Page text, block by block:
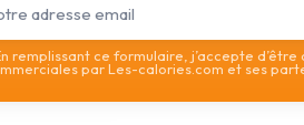
remplissant ce formulaire, j’accepte
par Les-calories.com et ses